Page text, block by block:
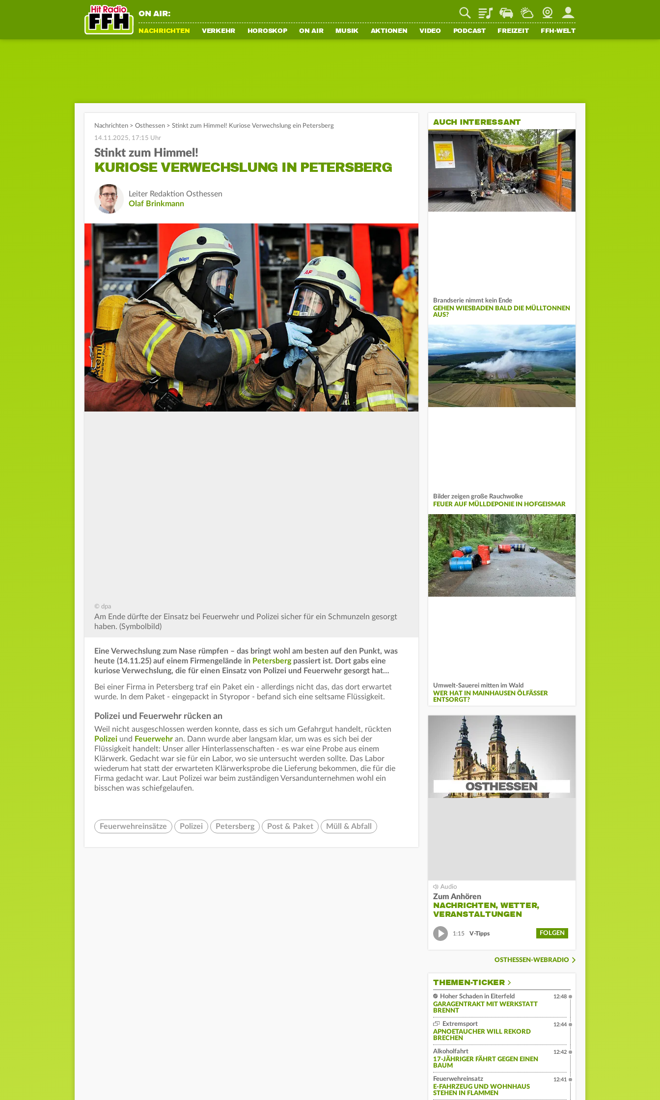
ON AIR: PlaylistStaupilotWetterWebcamMein FFH
NACHRICHTEN VERKEHR HOROSKOP ON AIR MUSIK AKTIONEN VIDEO PODCAST FREIZEIT FFH-WELT
Nachrichten > Osthessen > Stinkt zum Himmel! Kuriose Verwechslung ein Petersberg
14.11.2025, 17:15 Uhr
Stinkt zum Himmel!
KURIOSE VERWECHSLUNG IN PETERSBERG
Leiter Redaktion Osthessen
Olaf Brinkmann
© dpa
Am Ende dürfte der Einsatz bei Feuerwehr und Polizei sicher für ein Schmunzeln gesorgt
haben. (Symbolbild)
Eine Verwechslung zum Nase rümpfen – das bringt wohl am besten auf den Punkt, was
heute (14.11.25) auf einem Firmengelände in Petersbergpassiert ist. Dort gabs eine
kuriose Verwechslung, die für einen Einsatz von Polizei und Feuerwehr gesorgt hat…
Bei einer Firma in Petersberg traf ein Paket ein - allerdings nicht das, das dort erwartet
wurde. In dem Paket - eingepackt in Styropor - befand sich eine seltsame Flüssigkeit.
Polizei und Feuerwehr rücken an
Weil nicht ausgeschlossen werden konnte, dass es sich um Gefahrgut handelt, rückten
Polizei und Feuerwehr an. Dann wurde aber langsam klar, um was es sich bei der
Flüssigkeit handelt: Unser aller Hinterlassenschaften - es war eine Probe aus einem
Klärwerk. Gedacht war sie für ein Labor, wo sie untersucht werden sollte. Das Labor
wiederum hat statt der erwarteten Klärwerksprobe die Lieferung bekommen, die für die
Firma gedacht war. Laut Polizei war beim zuständigen Versandunternehmen wohl ein
bisschen was schiefgelaufen.
Feuerwehreinsätze Polizei Petersberg Post & Paket Müll & Abfall
AUCH INTERESSANT
Brandserie nimmt kein Ende
GEHEN WIESBADEN BALD DIE MÜLLTONNEN
AUS?
Bilder zeigen große Rauchwolke
FEUER AUF MÜLLDEPONIE IN HOFGEISMAR
Umwelt-Sauerei mitten im Wald
WER HAT IN MAINHAUSEN ÖLFÄSSER
ENTSORGT?
Zum Anhören
NACHRICHTEN, WETTER,
VERANSTALTUNGEN
1:15 V-Tipps FOLGEN
OSTHESSEN-WEBRADIO
THEMEN-TICKER
Hoher Schaden in Eiterfeld
GARAGENTRAKT MIT WERKSTATT
BRENNT
12:48
Extremsport
APNOETAUCHER WILL REKORD
BRECHEN
12:44
Alkoholfahrt
17-JÄHRIGER FÄHRT GEGEN EINEN
BAUM
12:42
Feuerwehreinsatz
E-FAHRZEUG UND WOHNHAUS
STEHEN IN FLAMMEN
12:41